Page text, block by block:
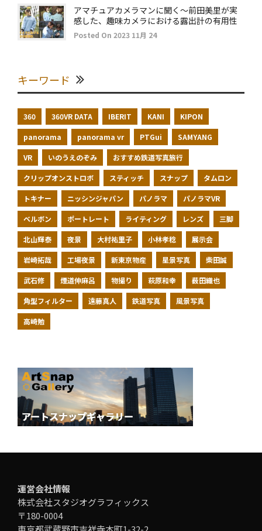
アマチュアカメラマンに聞く～前田美里が実
感した、趣味カメラにおける露出計の有用性
Posted On 2023 11月 24
キーワード
360 360VR DATA IBERIT KANI KIPON
panorama panorama vr PTGui SAMYANG
VR いのうえのぞみ おすすめ鉄道写真旅行
クリップオンストロボ スティッチ スナップ タムロン
トキナー ニッシンジャパン パノラマ パノラマVR
ベルボン ポートレート ライティング レンズ 三脚
北山輝泰 夜景 大村祐里子 小林孝稔 展示会
岩崎拓哉 工場夜景 新東京物産 星景写真 柴田誠
武石修 煙道伸麻呂 物撮り 萩原和幸 薮田織也
角型フィルター 遠藤真人 鉄道写真 風景写真
高崎勉
運営会社情報
株式会社スタジオグラフィックス
〒180-0004